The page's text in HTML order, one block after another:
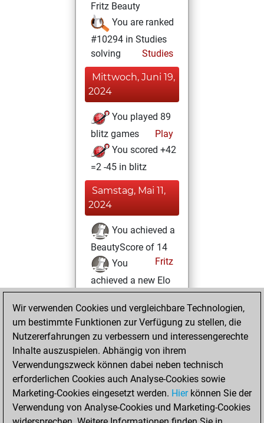
Fritz Beauty
You are ranked
#10294 in Studies
solving
Studies
Mittwoch, Juni 19,
2024
You played 89
blitz games
Play
You scored +42
=2 -45 in blitz
Samstag, Mai 11,
2024
You achieved a
BeautyScore of 14
Fritz
You
achieved a new Elo
of 1603
Sonntag, Februar
27, 2022
You created
your Fritz account
Fritz
Donnerstag,
Februar 17, 2022
Wir verwenden Cookies und vergleichbare Technologien,
um bestimmte Funktionen zur Verfügung zu stellen, die
Nutzererfahrungen zu verbessern und interessengerechte
Inhalte auszuspielen. Abhängig von ihrem
Verwendungszweck können dabei neben technisch
erforderlichen Cookies auch Analyse-Cookies sowie
Marketing-Cookies eingesetzt werden. Hierkönnen Sie der
Verwendung von Analyse-Cookies und Marketing-Cookies